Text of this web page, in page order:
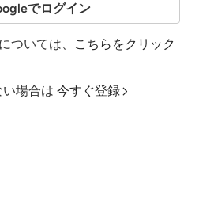
でログイン
ついては、 こちらをクリック
場合は 今すぐ登録